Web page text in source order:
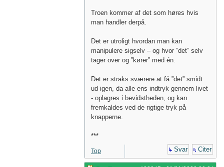
Troen kommer af det som høres hvis
man handler derpå.
Det er utroligt hvordan man kan
manipulere sigselv – og hvor ”det” selv
tager over og ”kører” med én.
Det er straks sværere at få ”det” smidt
ud igen, da alle ens indtryk gennem livet
- oplagres i bevidstheden, og kan
fremkaldes ved de rigtige tryk på
knapperne.
***
Top Svar Citer